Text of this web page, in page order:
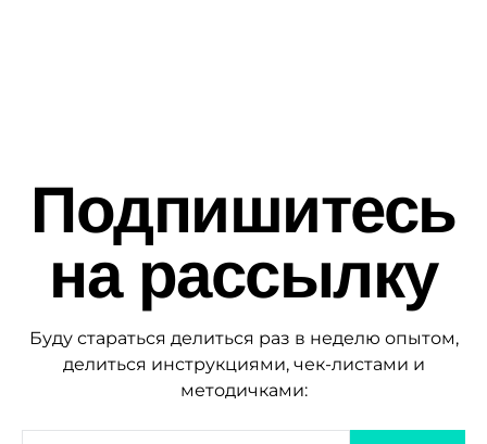
Подпишитесь
на рассылку
Буду стараться делиться раз в неделю опытом,
делиться инструкциями, чек-листами и
методичками: